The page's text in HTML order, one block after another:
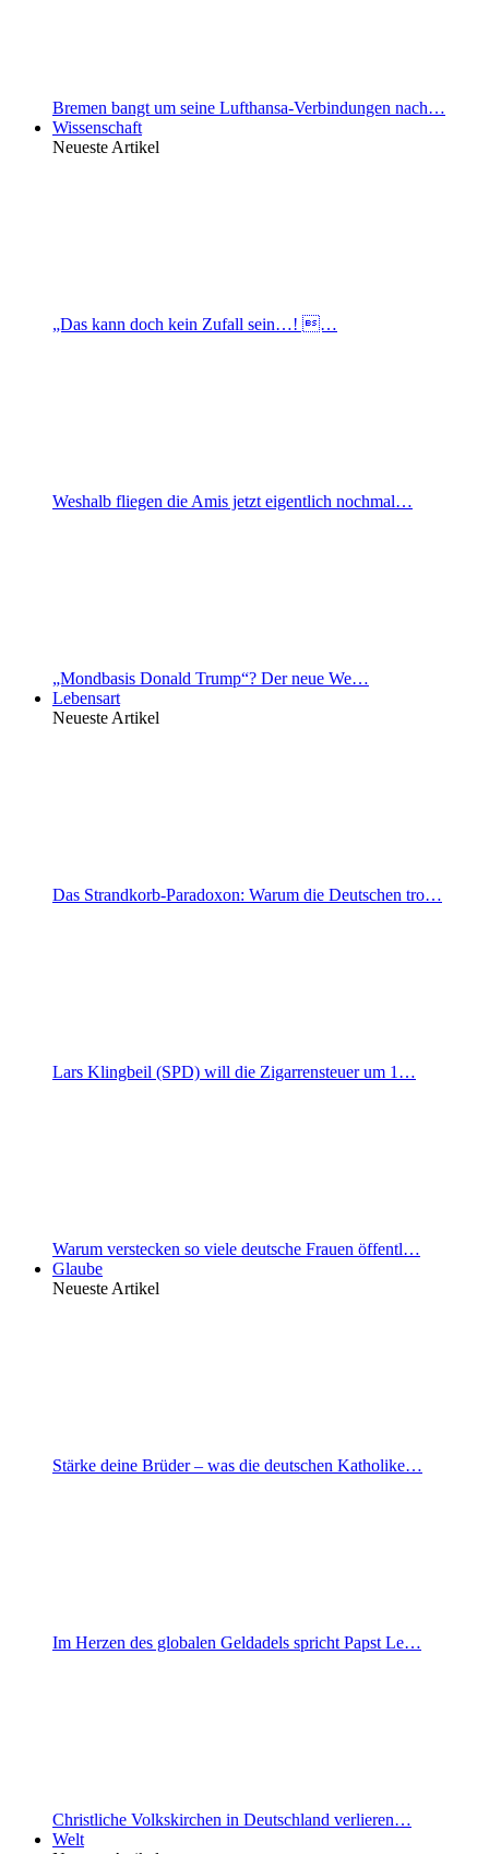
Bremen bangt um seine Lufthansa-Verbindungen nach…
Wissenschaft
Neueste Artikel
„Das kann doch kein Zufall sein…! …
Weshalb fliegen die Amis jetzt eigentlich nochmal…
„Mondbasis Donald Trump“? Der neue We…
Lebensart
Neueste Artikel
Das Strandkorb-Paradoxon: Warum die Deutschen tro…
Lars Klingbeil (SPD) will die Zigarrensteuer um 1…
Warum verstecken so viele deutsche Frauen öffentl…
Glaube
Neueste Artikel
Stärke deine Brüder – was die deutschen Katholike…
Im Herzen des globalen Geldadels spricht Papst Le…
Christliche Volkskirchen in Deutschland verlieren…
Welt